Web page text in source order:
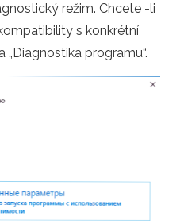
režim. Chcete -li
s konkrétní
programu“.